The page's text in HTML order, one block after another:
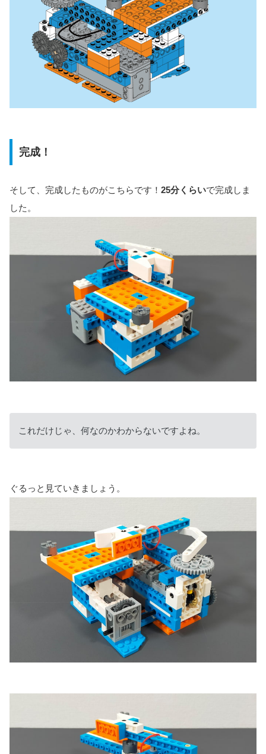
完成！
そして、完成したものがこちらです！ 25分くらいで完成しま
した。
これだけじゃ、何なのかわからないですよね。
ぐるっと見ていきましょう。